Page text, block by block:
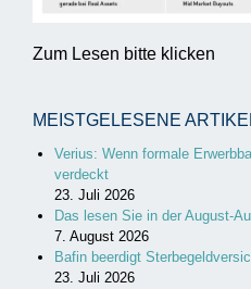
Zum Lesen bitte klicken
MEISTGELESENE
Verius: Wenn formale
verdeckt
23. Juli 2026
Das lesen Sie in der August-
7. August 2026
Bafin beerdigt
23. Juli 2026